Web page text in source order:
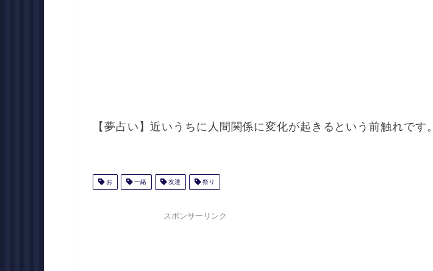
【夢占い】近いうちに人間関係に変化が起きるという前触れです。
お 一緒 友達 祭り
スポンサーリンク